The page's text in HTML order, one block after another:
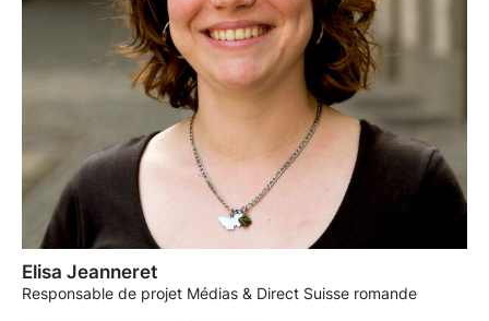
Elisa Jeanneret
Responsable de projet Médias & Direct Suisse romande